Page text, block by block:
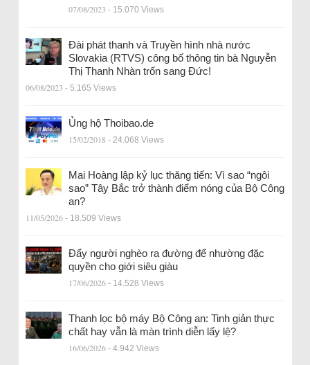
07/08/2023 - 15.070 Views
Đài phát thanh và Truyền hình nhà nước
Slovakia (RTVS) công bố thông tin bà Nguyễn
Thị Thanh Nhàn trốn sang Đức!
06/08/2023 - 5.165 Views
Ủng hộ Thoibao.de
15/02/2018 - 24.068 Views
Mai Hoàng lập kỷ lục thăng tiến: Vì sao “ngôi
sao” Tây Bắc trở thành điểm nóng của Bộ Công
an?
11/05/2026 - 18.509 Views
Đẩy người nghèo ra đường để nhường đặc
quyền cho giới siêu giàu
17/06/2026 - 14.528 Views
Thanh lọc bộ máy Bộ Công an: Tinh giản thực
chất hay vẫn là màn trình diễn lấy lệ?
16/06/2026 - 4.942 Views